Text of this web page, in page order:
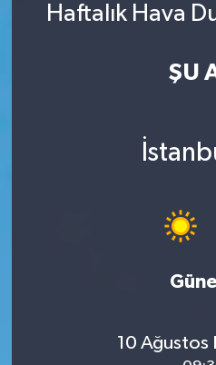
Haftalık Hava
ŞU
10 Ağustos